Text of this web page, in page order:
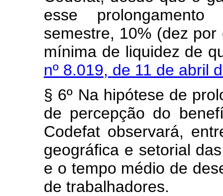
esse
semestre, 10% (dez
mínima de liquidez de
nº 8.019, de 11 de abril
§ 6º Na hipótese de
de percepção do
Codefat observará,
geográfica e setorial
e o tempo médio de
de trabalhadores.